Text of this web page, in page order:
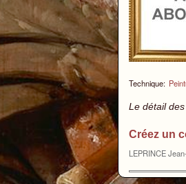
Technique:
Le détail
Créez un
LEPRINCE